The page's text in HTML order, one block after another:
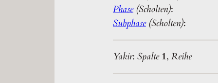
Phase(Scholten):
Subphase (Scholten):
Yakir: Spalte1, Reihe